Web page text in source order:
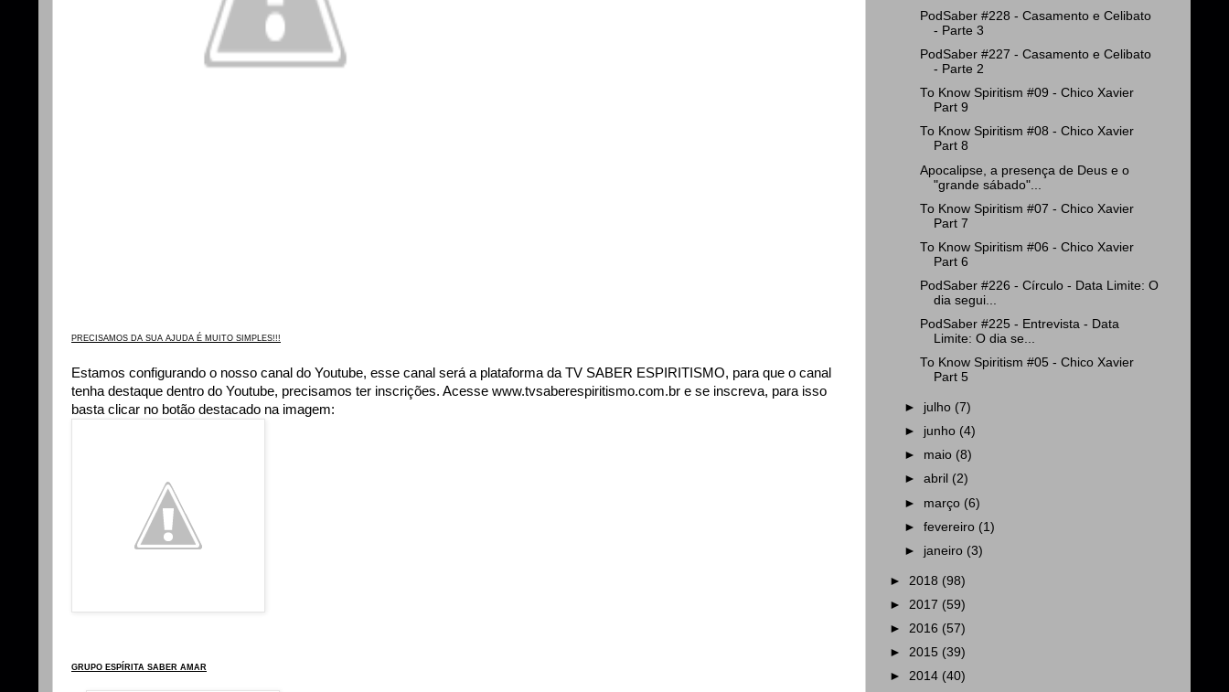
PRECISAMOS DA SUA AJUDA É MUITO SIMPLES!!!
Estamos configurando o nosso canal do Youtube, esse canal será a plataforma da TV SABER ESPIRITISMO, para que o canal
tenha destaque dentro do Youtube, precisamos ter inscrições. Acesse www.tvsaberespiritismo.com.br e se inscreva, para isso
basta clicar no botão destacado na imagem:
GRUPO ESPÍRITA SABER AMAR
PodSaber #228 - Casamento e Celibato
- Parte 3
PodSaber #227 - Casamento e Celibato
- Parte 2
To Know Spiritism #09 - Chico Xavier
Part 9
To Know Spiritism #08 - Chico Xavier
Part 8
Apocalipse, a presença de Deus e o
"grande sábado"...
To Know Spiritism #07 - Chico Xavier
Part 7
To Know Spiritism #06 - Chico Xavier
Part 6
PodSaber #226 - Círculo - Data Limite: O
dia segui...
PodSaber #225 - Entrevista - Data
Limite: O dia se...
To Know Spiritism #05 - Chico Xavier
Part 5
► julho (7)
► junho (4)
► maio (8)
►abril (2)
► março (6)
►fevereiro (1)
► janeiro (3)
► 2018 (98)
► 2017 (59)
► 2016 (57)
► 2015 (39)
► 2014 (40)